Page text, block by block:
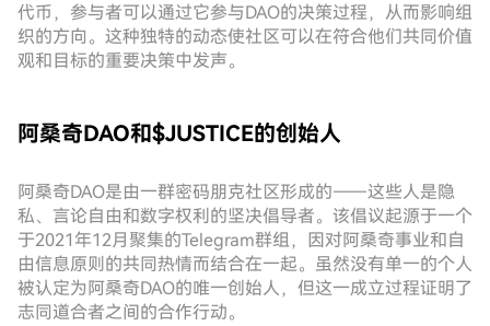
代币，参与者可以通过它参与DAO的决策过程，从而影响组
织的方向。这种独特的动态使社区可以在符合他们共同价值
观和目标的重要决策中发声。
阿桑奇DAO和$JUSTICE的创始人
阿桑奇DAO是由一群密码朋克社区形成的——这些人是隐
私、言论自由和数字权利的坚决倡导者。该倡议起源于一个
于2021年12月聚集的Telegram群组，因对阿桑奇事业和自
由信息原则的共同热情而结合在一起。虽然没有单一的个人
被认定为阿桑奇DAO的唯一创始人，但这一成立过程证明了
志同道合者之间的合作行动。